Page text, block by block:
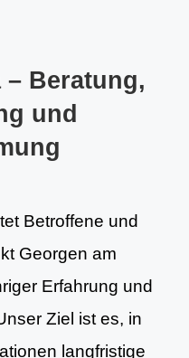
Beratung,
und
Betroffene und
Georgen am
Erfahrung und
Ziel ist es, in
langfristige